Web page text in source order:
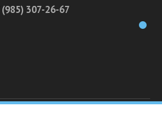
(985) 307-26-67